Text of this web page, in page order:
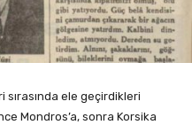
sırasında ele geçirdikleri
Mondros’a, sonra Korsika